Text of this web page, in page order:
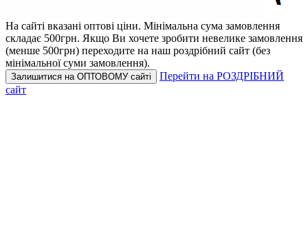
На сайті вказані оптові ціни. Мінімальна сума замовлення
складає 500грн. Якщо Ви хочете зробити невелике замовлення
(менше 500грн) переходите на наш роздрібний сайт (без
мінімальної суми замовлення).
Залишитися на ОПТОВОМУ сайті
Перейти на РОЗДРІБНИЙ
сайт